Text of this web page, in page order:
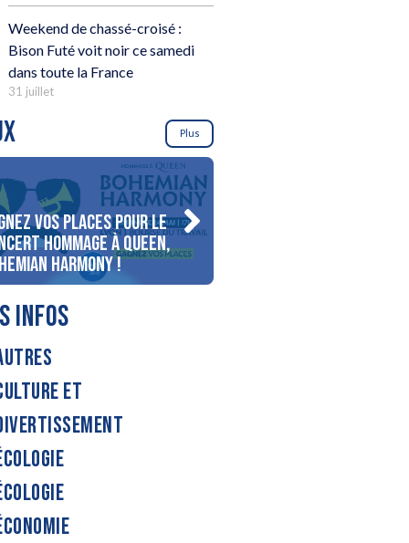
Weekend de chassé-croisé :
Bison Futé voit noir ce samedi
dans toute la France
31 juillet
Plus
vos places pour le
Hommage à Queen,
Harmony !
INFOS
ET